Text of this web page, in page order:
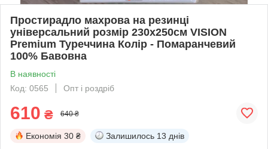
Простирадло махрова на резинці
універсальний розмір 230х250см VISION
Premium Туреччина Колір - Помаранчевий
100% Бавовна
В наявності
Код: 0565
Опт і роздріб
610 ₴ 640 ₴
Економія 30 ₴ Залишилось 13 днів